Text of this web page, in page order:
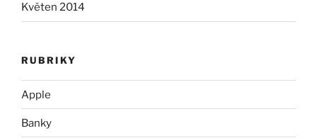
Květen 2014
RUBRIKY
Apple
Banky